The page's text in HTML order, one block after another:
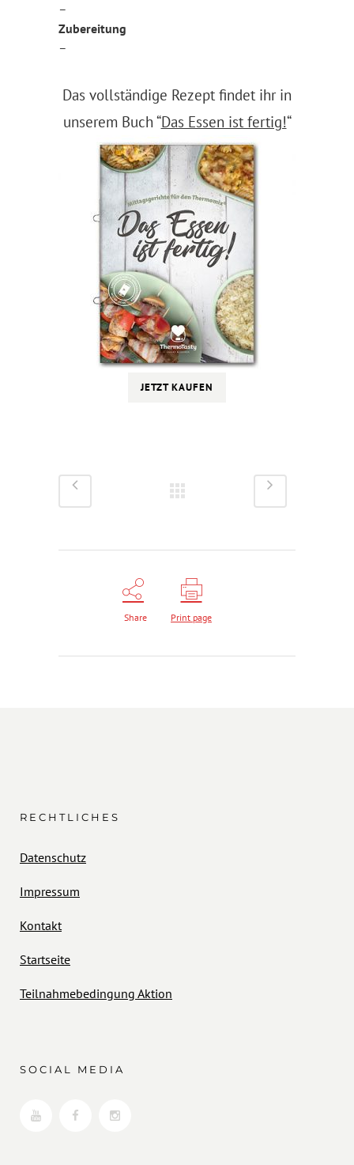
–
Zubereitung
–
Das vollständige Rezept findet ihr in
unserem Buch “Das Essen ist fertig!“
JETZT KAUFEN
Share Print page
RECHTLICHES
Datenschutz
Impressum
Kontakt
Startseite
Teilnahmebedingung Aktion
SOCIAL MEDIA